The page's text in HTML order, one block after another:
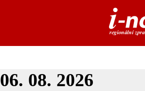
06. 08. 2026